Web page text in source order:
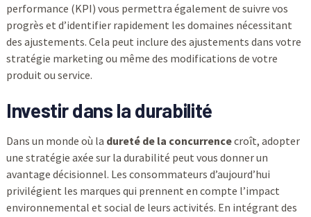
performance (KPI) vous permettra également de suivre vos
progrès et d’identifier rapidement les domaines nécessitant
des ajustements. Cela peut inclure des ajustements dans votre
stratégie marketing ou même des modifications de votre
produit ou service.
Investir dans la durabilité
Dans un monde où la dureté de la concurrencecroît, adopter
une stratégie axée sur la durabilité peut vous donner un
avantage décisionnel. Les consommateurs d’aujourd’hui
privilégient les marques qui prennent en compte l’impact
environnemental et social de leurs activités. En intégrant des